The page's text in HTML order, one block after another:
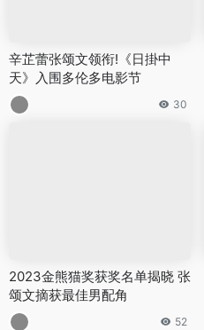
辛芷蕾张颂文领衔!《日掛中
天》入围多伦多电影节
30
2023金熊猫奖获奖名单揭晓 张
颂文摘获最佳男配角
52